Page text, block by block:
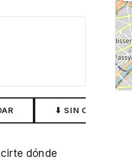
⬇ SIN CONEXIÓN
dónde